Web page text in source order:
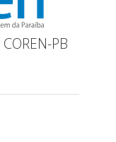
PB